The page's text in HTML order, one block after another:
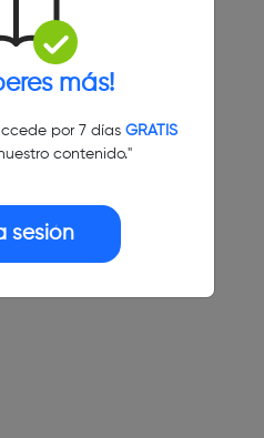
más!
por 7 días GRATIS
contenido."
sesión